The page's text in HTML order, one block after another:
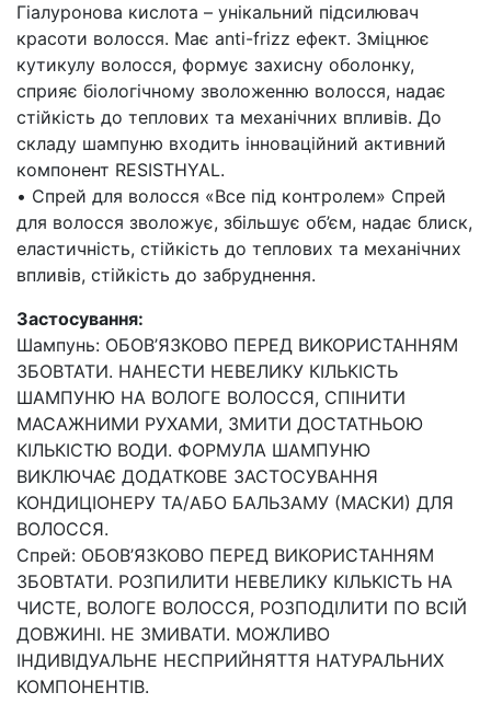
Гіалуронова кислота – унікальний підсилювач
красоти волосся. Має anti-frizz ефект. Зміцнює
кутикулу волосся, формує захисну оболонку,
сприяє біологічному зволоженню волосся, надає
стійкість до теплових та механічних впливів. До
складу шампуню входить інноваційний активний
компонент RESISTHYAL.
• Спрей для волосся «Все під контролем» Спрей
для волосся зволожує, збільшує об’єм, надає блиск,
еластичність, стійкість до теплових та механічних
впливів, стійкість до забруднення.
Застосування:
Шампунь: ОБОВ’ЯЗКОВО ПЕРЕД ВИКОРИСТАННЯМ
ЗБОВТАТИ. НАНЕСТИ НЕВЕЛИКУ КІЛЬКІСТЬ
ШАМПУНЮ НА ВОЛОГЕ ВОЛОССЯ, СПІНИТИ
МАСАЖНИМИ РУХАМИ, ЗМИТИ ДОСТАТНЬОЮ
КІЛЬКІСТЮ ВОДИ. ФОРМУЛА ШАМПУНЮ
ВИКЛЮЧАЄ ДОДАТКОВЕ ЗАСТОСУВАННЯ
КОНДИЦІОНЕРУ ТА/АБО БАЛЬЗАМУ (МАСКИ) ДЛЯ
ВОЛОССЯ.
Спрей: ОБОВ’ЯЗКОВО ПЕРЕД ВИКОРИСТАННЯМ
ЗБОВТАТИ. РОЗПИЛИТИ НЕВЕЛИКУ КІЛЬКІСТЬ НА
ЧИСТЕ, ВОЛОГЕ ВОЛОССЯ, РОЗПОДІЛИТИ ПО ВСІЙ
ДОВЖИНІ. НЕ ЗМИВАТИ. МОЖЛИВО
ІНДИВІДУАЛЬНЕ НЕСПРИЙНЯТТЯ НАТУРАЛЬНИХ
КОМПОНЕНТІВ.